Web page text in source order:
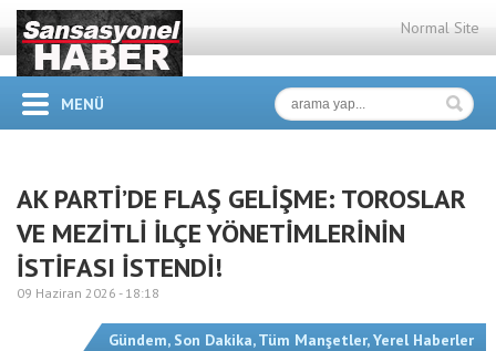
Normal Site
MENÜ
AK PARTİ’DE FLAŞ GELİŞME: TOROSLAR
VE MEZİTLİ İLÇE YÖNETİMLERİNİN
İSTİFASI İSTENDİ!
09 Haziran 2026 - 18:18
Gündem, Son Dakika,Tüm Manşetler,Yerel Haberler